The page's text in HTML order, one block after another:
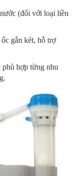
(đối với loại liền
gắn két, hỗ trợ
hợp từng nhu
.